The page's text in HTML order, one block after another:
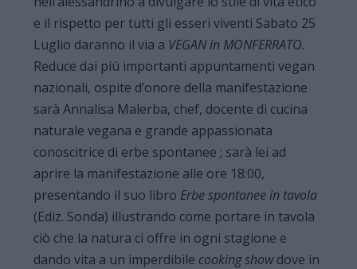
e il rispetto per tutti gli esseri viventi Sabato 25
Luglio daranno il via a VEGAN in MONFERRATO.
Reduce dai più importanti appuntamenti vegan
nazionali, ospite d’onore della manifestazione
sarà Annalisa Malerba, chef, docente di cucina
naturale vegana e grande appassionata
conoscitrice di erbe spontanee ; sarà lei ad
aprire la manifestazione alle ore 18:00,
presentando il suo libro Erbe spontanee in tavola
(Ediz. Sonda) illustrando come portare in tavola
ciò che la natura ci offre in ogni stagione e
dando vita a un imperdibile cooking showdove in